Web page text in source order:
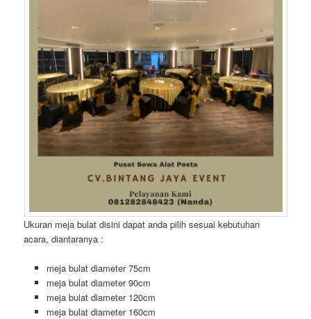
Ukuran meja bulat disini dapat anda pilih sesuai kebutuhan
acara, diantaranya :
meja bulat diameter 75cm
meja bulat diameter 90cm
meja bulat diameter 120cm
meja bulat diameter 160cm